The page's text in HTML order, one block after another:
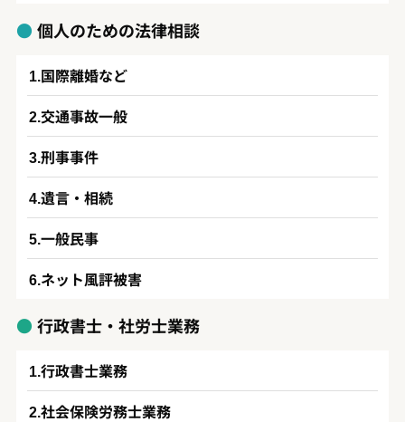
個人のための法律相談
国際離婚など
交通事故一般
刑事事件
遺言・相続
一般民事
ネット風評被害
行政書士・社労士業務
行政書士業務
社会保険労務士業務